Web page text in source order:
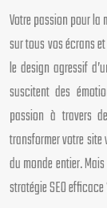
Votre passion pour la
sur tous vos écrans
le design agressif
suscitent des
passion à travers
transformer votre
du monde entier.
stratégie SEO efficace